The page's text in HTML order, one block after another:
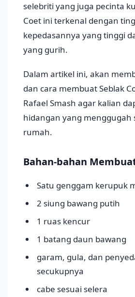
selebriti yang juga pecinta
Coet ini terkenal dengan
kepedasannya yang tinggi
yang gurih.
Dalam artikel ini, akan
dan cara membuat Seblak
Rafael Smash agar kalian
hidangan yang menggugah
rumah.
Bahan-bahan
Satu genggam kerupuk
2 siung bawang putih
1 ruas kencur
1 batang daun bawang
garam, gula, dan
secukupnya
cabe sesuai selera